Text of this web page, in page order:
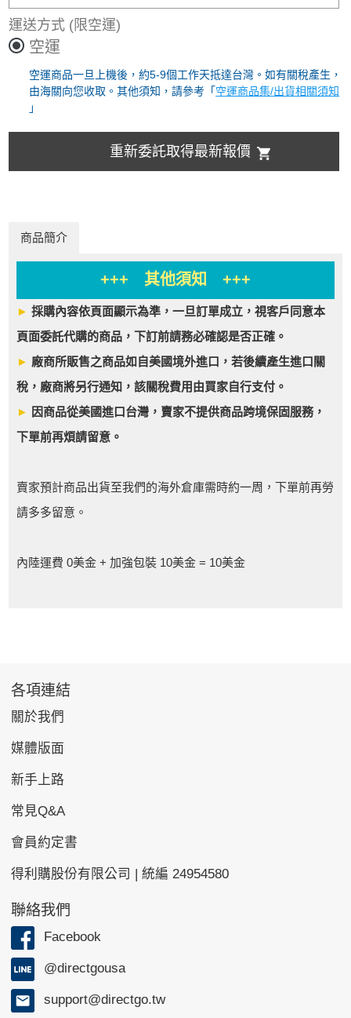
運送方式 (限空運)
空運
空運商品一旦上機後，約5-9個工作天抵達台灣。如有關稅產生，
由海關向您收取。其他須知，請參考「空運商品集/出貨相關須知
」
重新委託取得最新報價
商品簡介
+++ 其他須知 +++
►採購內容依頁面顯示為準，一旦訂單成立，視客戶同意本
頁面委託代購的商品，下訂前請務必確認是否正確。
► 廠商所販售之商品如自美國境外進口，若後續產生進口關
稅，廠商將另行通知，該關稅費用由買家自行支付。
► 因商品從美國進口台灣，賣家不提供商品跨境保固服務，
下單前再煩請留意。
賣家預計商品出貨至我們的海外倉庫需時約一周，下單前再勞
請多多留意。
內陸運費 0美金 + 加強包裝 10美金 = 10美金
各項連結
關於我們
媒體版面
新手上路
常見Q&A
會員約定書
得利購股份有限公司 | 統編 24954580
聯絡我們
Facebook
@directgousa
support@directgo.tw